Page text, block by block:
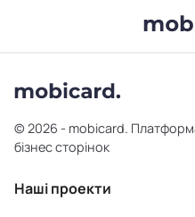
© 2026 - mobicard.
бізнес сторінок
Наші проекти